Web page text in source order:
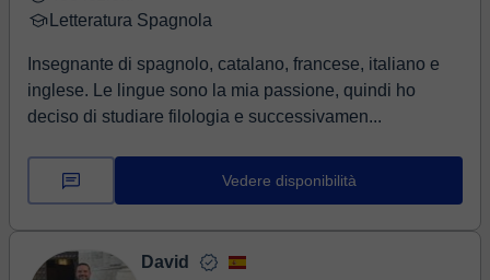
Letteratura Spagnola
Insegnante di spagnolo, catalano, francese, italiano e
inglese. Le lingue sono la mia passione, quindi ho
deciso di studiare filologia e successivamen...
Vedere disponibilità
David